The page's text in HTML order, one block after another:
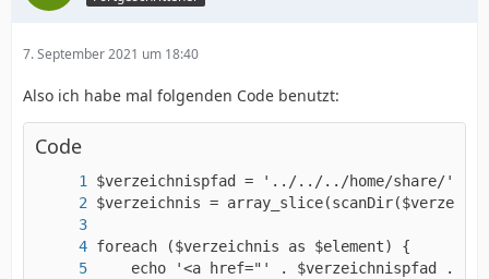
7. September 2021 um 18:40
Also ich habe mal folgenden Code benutzt:
Code